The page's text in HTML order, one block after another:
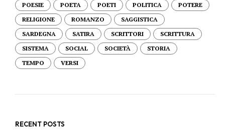
POESIE
POETA POETI POLITICA
POTERE
RELIGIONE
ROMANZO
SAGGISTICA
SARDEGNA
SATIRA SCRITTORI
SCRITTURA
SISTEMA
SOCIAL SOCIETÀ
STORIA
TEMPO
VERSI
RECENT POSTS